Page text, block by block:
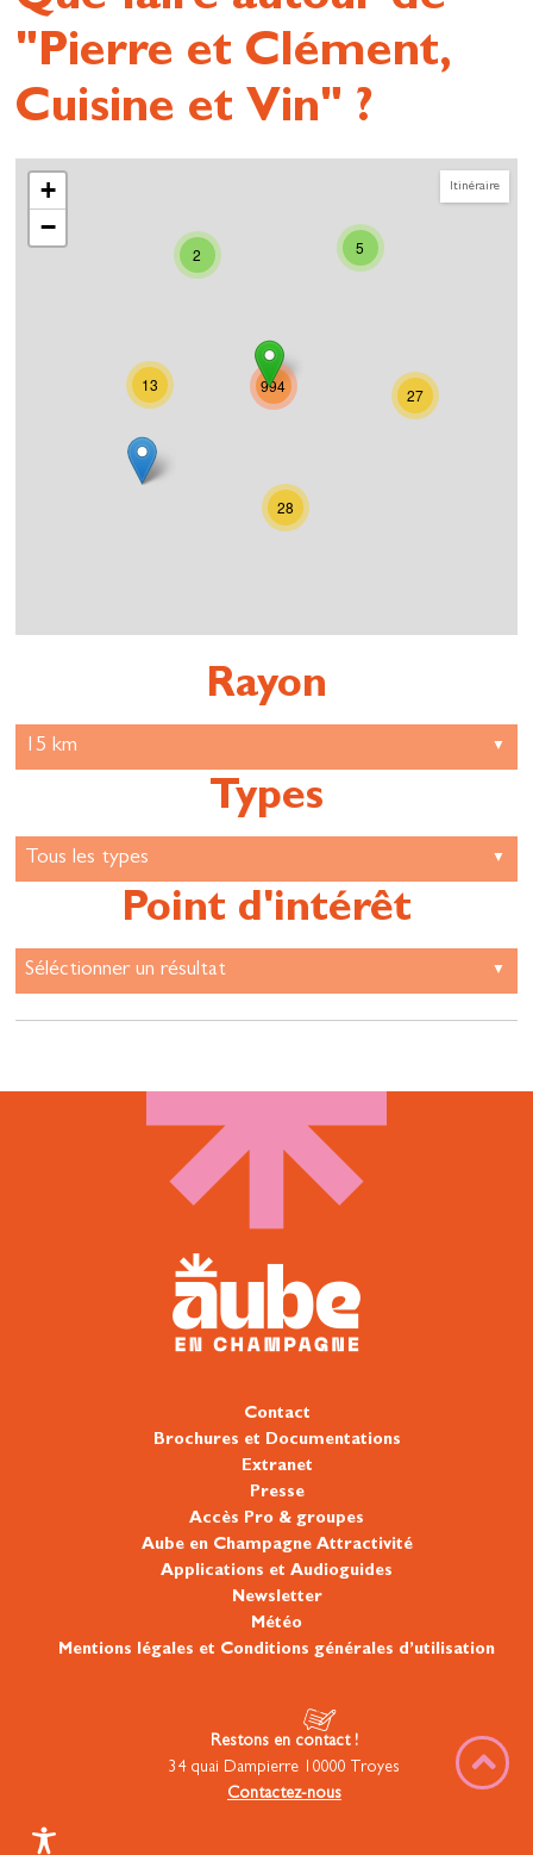
"Pierre et Clément,
Cuisine et Vin" ?
Itinéraire
5
2
27
28
13 994
+
−
Rayon
Types
Point d'intérêt
Contact
Brochures et Documentations
Extranet
Presse
Accès Pro & groupes
Aube en Champagne Attractivité
Applications et Audioguides
Newsletter
Météo
Mentions légales et Conditions générales d’utilisation
Restons en contact !
34 quai Dampierre 10000 Troyes
Contactez-nous